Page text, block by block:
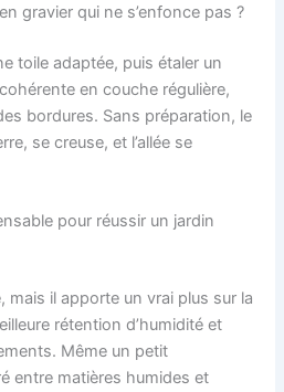
gravier qui ne s’enfonce pas ?
toile adaptée, puis étaler un
en couche régulière,
bordures. Sans préparation, le
se creuse, et l’allée se
pour réussir un jardin
mais il apporte un vrai plus sur la
rétention d’humidité et
Même un petit
entre matières humides et